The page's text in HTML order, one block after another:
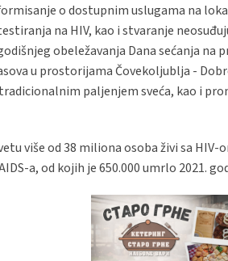
o dostupnim uslugama na
na HIV, kao i stvaranje
obeležavanja Dana sećanja
u prostorijama Čovekoljublja -
paljenjem sveća, kao i
više od 38 miliona osoba živi sa
a, od kojih je 650.000 umrlo 2021.